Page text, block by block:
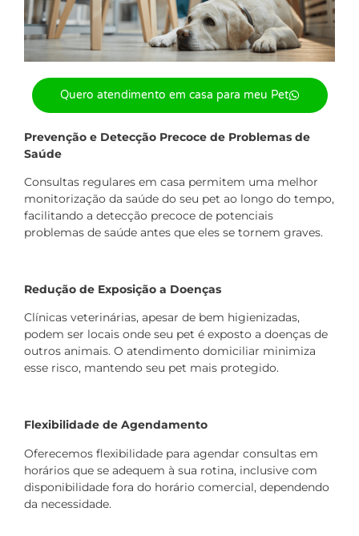
Quero atendimento em casa para meu Pet
Prevenção e Detecção Precoce de Problemas de
Saúde
Consultas regulares em casa permitem uma melhor
monitorização da saúde do seu pet ao longo do tempo,
facilitando a detecção precoce de potenciais
problemas de saúde antes que eles se tornem graves.
Redução de Exposição a Doenças
Clínicas veterinárias, apesar de bem higienizadas,
podem ser locais onde seu pet é exposto a doenças de
outros animais. O atendimento domiciliar minimiza
esse risco, mantendo seu pet mais protegido.
Flexibilidade de Agendamento
Oferecemos flexibilidade para agendar consultas em
horários que se adequem à sua rotina, inclusive com
disponibilidade fora do horário comercial, dependendo
da necessidade.